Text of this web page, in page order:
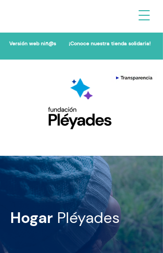
Versión web niñ@s ¡Conoce nuestra tienda solidaria!
Hogar Pléyades